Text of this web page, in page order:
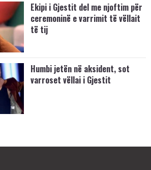
Ekipi i Gjestit del me njoftim për
ceremoninë e varrimit të vëllait
të tij
Humbi jetën në aksident, sot
varroset vëllai i Gjestit